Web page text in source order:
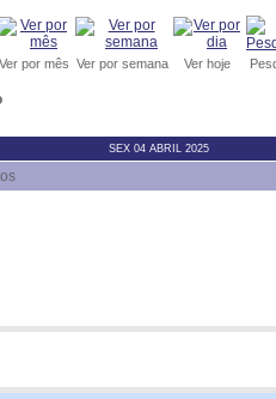
Ver por mês Ver por semana Ver hoje
SEX 04 ABRIL 2025